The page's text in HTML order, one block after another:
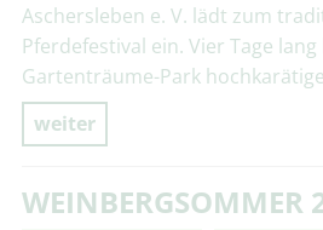
Aschersleben e. V. lädt zum
Pferdefestival ein. Vier Tage
Gartenträume-Park
weiter
WEINBERGSOMMER